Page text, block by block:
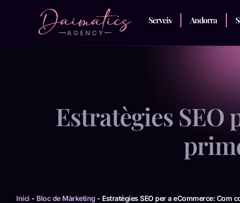
Serveis Andorra
Estratègies SEO
Inici - Bloc de Màrketing - Estratègies SEO per a eCommerce: Com